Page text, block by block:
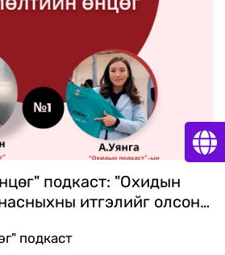
подкаст: "Охидын
итгэлийг олсон
подкаст